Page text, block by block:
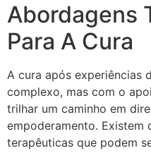
Abordagens
Para A Cura
A cura após experiências
complexo, mas com o
trilhar um caminho em
empoderamento. Existem
terapêuticas que podem